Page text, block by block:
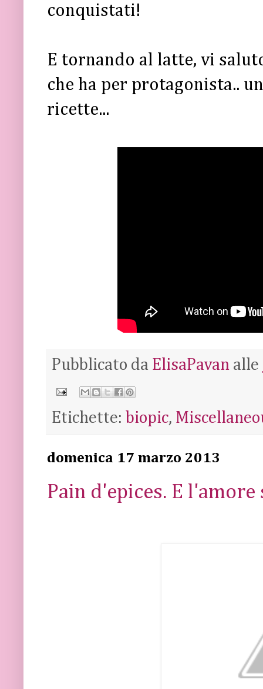
conquistati!
E tornando al latte, vi
che ha per protagonista..
ricette...
Pubblicato da ElisaPavan alle
Etichette: biopic,
domenica 17 marzo 2013
Pain d'epices. E